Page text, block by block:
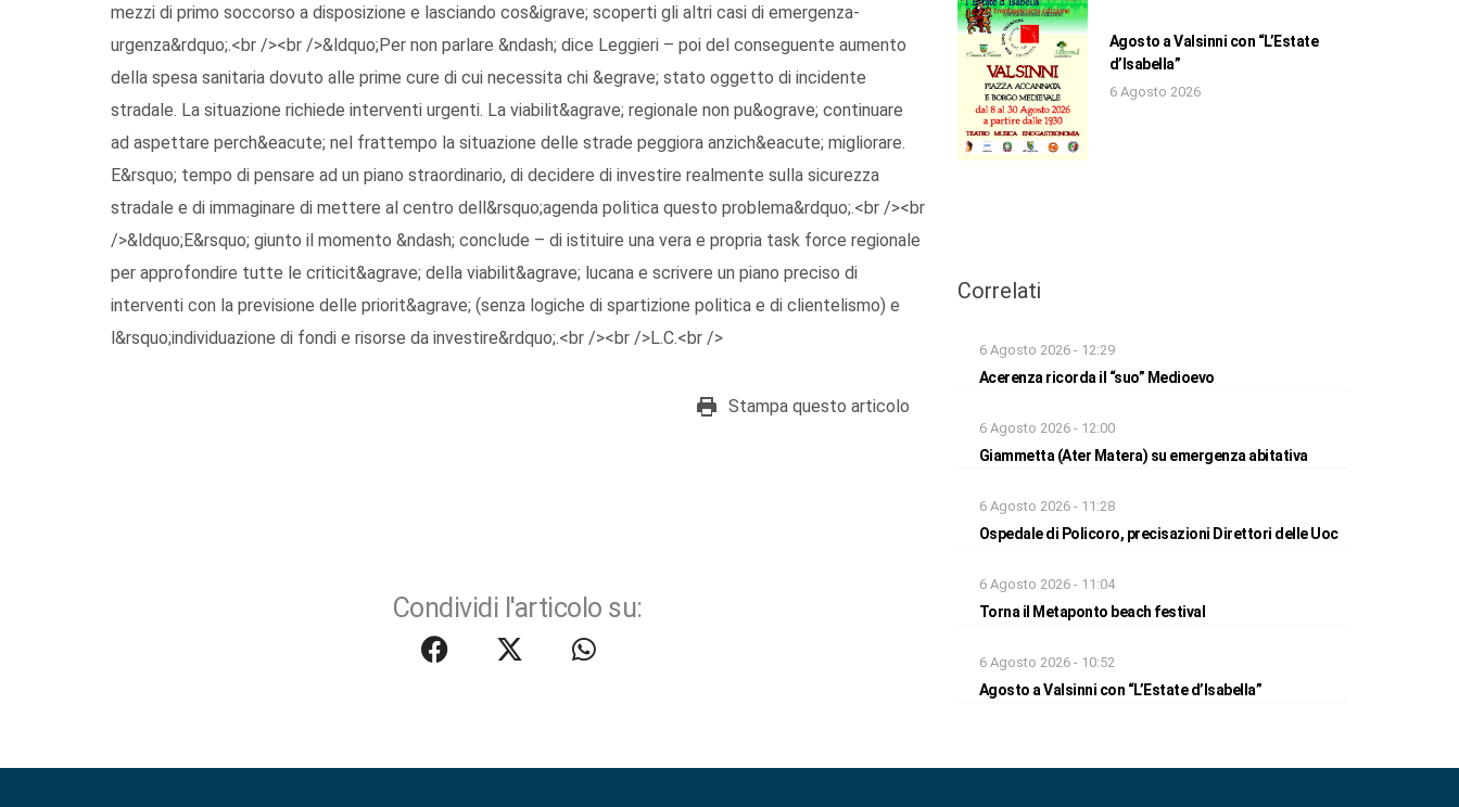
mezzi di primo soccorso a disposizione e lasciando cos&igrave; scoperti gli altri casi di emergenza-
urgenza&rdquo;.<br /><br />&ldquo;Per non parlare &ndash; dice Leggieri – poi del conseguente aumento
della spesa sanitaria dovuto alle prime cure di cui necessita chi &egrave; stato oggetto di incidente
stradale. La situazione richiede interventi urgenti. La viabilit&agrave; regionale non pu&ograve; continuare
ad aspettare perch&eacute; nel frattempo la situazione delle strade peggiora anzich&eacute; migliorare.
E&rsquo; tempo di pensare ad un piano straordinario, di decidere di investire realmente sulla sicurezza
stradale e di immaginare di mettere al centro dell&rsquo;agenda politica questo problema&rdquo;.<br /><br
/>&ldquo;E&rsquo; giunto il momento &ndash; conclude – di istituire una vera e propria task force regionale
per approfondire tutte le criticit&agrave; della viabilit&agrave; lucana e scrivere un piano preciso di
interventi con la previsione delle priorit&agrave; (senza logiche di spartizione politica e di clientelismo) e
l&rsquo;individuazione di fondi e risorse da investire&rdquo;.<br /><br />L.C.<br />
Stampa questo articolo
Condividi l'articolo su:
Agosto a Valsinni con “L’Estate
d’Isabella”
6 Agosto 2026
Correlati
6 Agosto 2026 - 12:29
Acerenza ricorda il “suo” Medioevo
6 Agosto 2026 - 12:00
Giammetta (Ater Matera) su emergenza abitativa
6 Agosto 2026 - 11:28
Ospedale di Policoro, precisazioni Direttori delle Uoc
6 Agosto 2026 - 11:04
Torna il Metaponto beach festival
6 Agosto 2026 - 10:52
Agosto a Valsinni con “L’Estate d’Isabella”